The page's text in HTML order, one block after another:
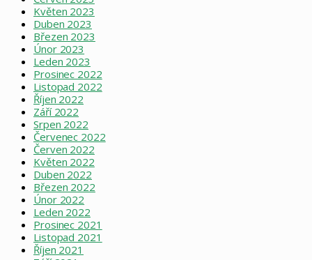
Květen 2023
Duben 2023
Březen 2023
Únor 2023
Leden 2023
Prosinec 2022
Listopad 2022
Říjen 2022
Září 2022
Srpen 2022
Červenec 2022
Červen 2022
Květen 2022
Duben 2022
Březen 2022
Únor 2022
Leden 2022
Prosinec 2021
Listopad 2021
Říjen 2021